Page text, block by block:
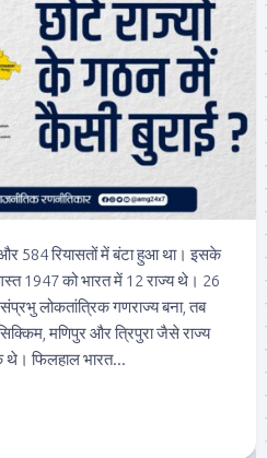
और 584 रियासतों में बंटा हुआ था। इसके
1947 को भारत में 12 राज्य थे। 26
लोकतांत्रिक गणराज्य बना, तब
मणिपुर और त्रिपुरा जैसे राज्य
थे। फिलहाल भारत...